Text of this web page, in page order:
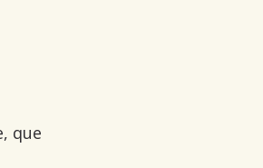
que